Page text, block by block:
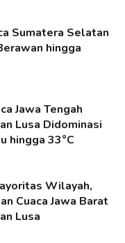
Sumatera Selatan
hingga
Jawa Tengah
Lusa Didominasi
hingga 33°C
Wilayah,
Cuaca Jawa Barat
Lusa